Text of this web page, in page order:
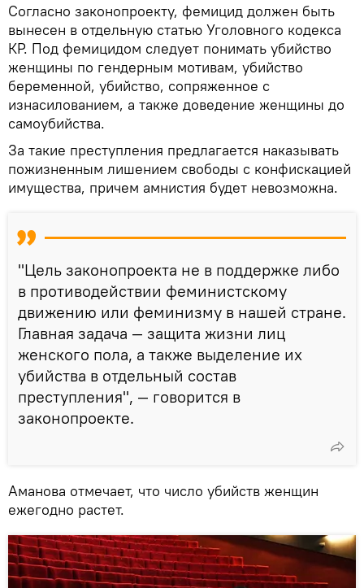
Согласно законопроекту, фемицид должен быть
вынесен в отдельную статью Уголовного кодекса
КР. Под фемицидом следует понимать убийство
женщины по гендерным мотивам, убийство
беременной, убийство, сопряженное с
изнасилованием, а также доведение женщины до
самоубийства.
За такие преступления предлагается наказывать
пожизненным лишением свободы с конфискацией
имущества, причем амнистия будет невозможна.
"Цель законопроекта не в поддержке либо
в противодействии феминистскому
движению или феминизму в нашей стране.
Главная задача — защита жизни лиц
женского пола, а также выделение их
убийства в отдельный состав
преступления", — говорится в
законопроекте.
Аманова отмечает, что число убийств женщин
ежегодно растет.